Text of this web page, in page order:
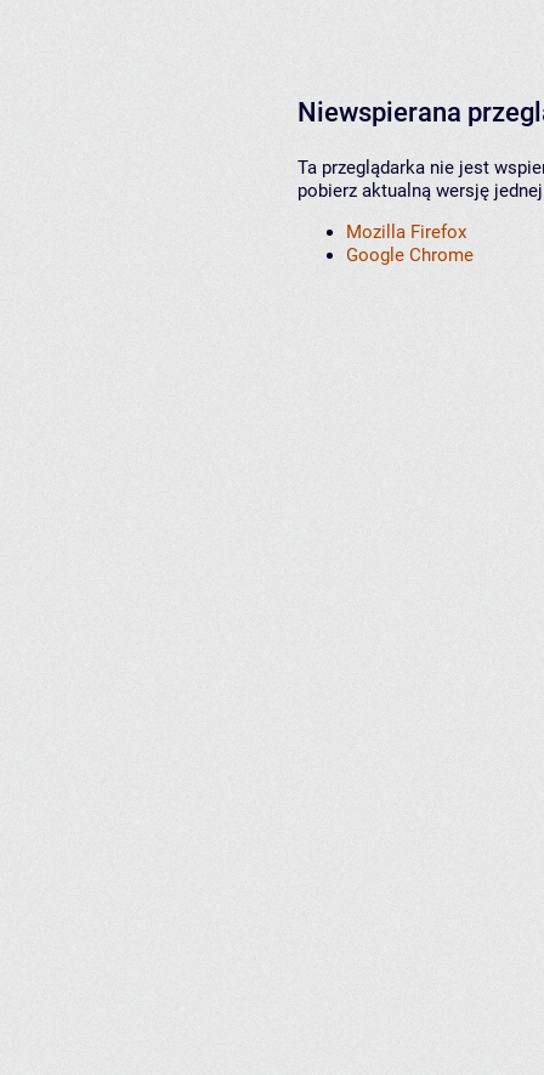
Niewspierana
Ta przeglądarka nie jest
pobierz aktualną wersję
Mozilla Firefox
Google Chrome